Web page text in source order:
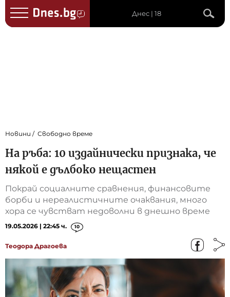
Днес | 18
Новини Свободно време
На ръба: 10 издайнически признака, че
някой е дълбоко нещастен
Покрай социалните сравнения, финансовите
борби и нереалистичните очаквания, много
хора се чувстват недоволни в днешно време
19.05.2026 | 22:45 ч. 10
Теодора Драгоева